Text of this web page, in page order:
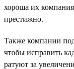
хороша их
престижно.
Также компании
чтобы исправить
ратуют за